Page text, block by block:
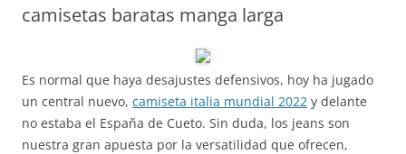
camisetas baratas manga larga
Es normal que haya desajustes defensivos, hoy ha jugado
un central nuevo, camiseta italia mundial 2022 y delante
no estaba el España de Cueto. Sin duda, los jeans son
nuestra gran apuesta por la versatilidad que ofrecen,